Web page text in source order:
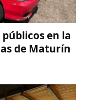
en la
de Maturín